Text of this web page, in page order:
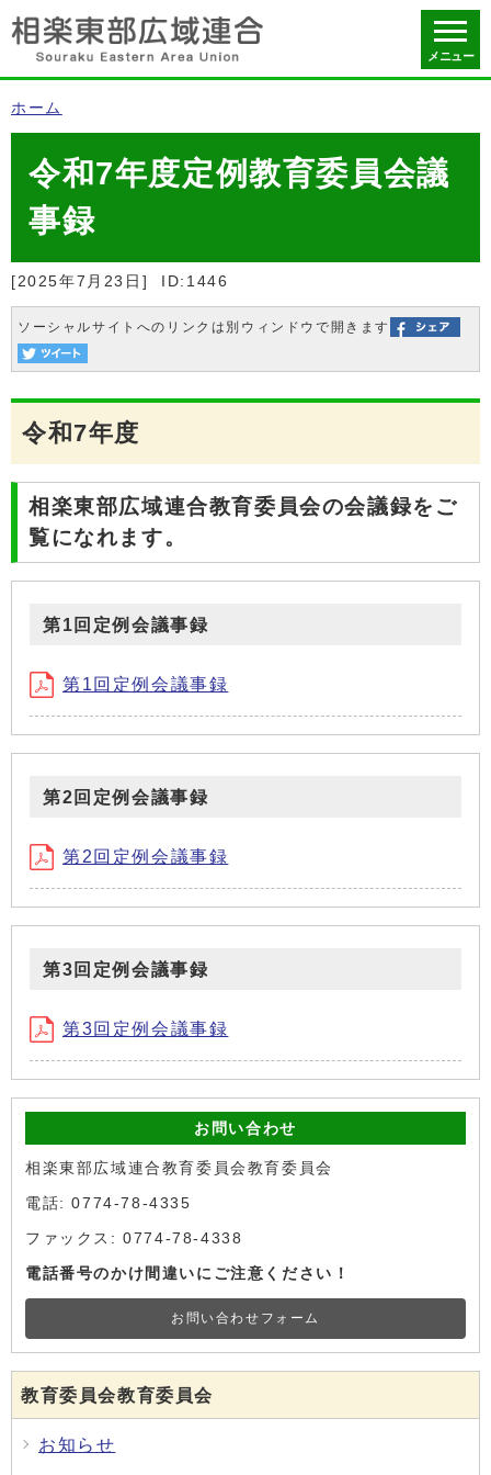
メニュー
ホーム
令和7年度定例教育委員会議
事録
[2025年7月23日] ID:1446
ソーシャルサイトへのリンクは別ウィンドウで開きます
令和7年度
相楽東部広域連合教育委員会の会議録をご
覧になれます。
第1回定例会議事録
第1回定例会議事録
第2回定例会議事録
第2回定例会議事録
第3回定例会議事録
第3回定例会議事録
お問い合わせ
相楽東部広域連合教育委員会教育委員会
電話: 0774-78-4335
ファックス: 0774-78-4338
電話番号のかけ間違いにご注意ください！
お問い合わせフォーム
教育委員会教育委員会
お知らせ